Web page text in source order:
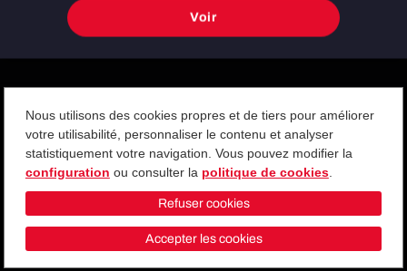
Voir
Nous utilisons des cookies propres et de tiers pour améliorer
votre utilisabilité, personnaliser le contenu et analyser
statistiquement votre navigation. Vous pouvez modifier la
configuration ou consulter la politique de cookies.
Accepter les cookies
Refuser cookies
Politique de confidentialité